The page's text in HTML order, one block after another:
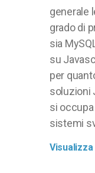
generale
grado di
sia
su
per
soluzioni
si
sistemi